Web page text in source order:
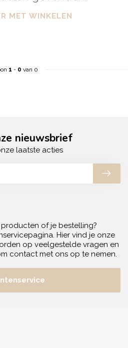
MET WINKELEN
1 - 0 van 0
of je bestelling?
Hier vind je onze
op veelgestelde vragen en
contact met ons op te nemen.
nieuwsbrief
laatste acties